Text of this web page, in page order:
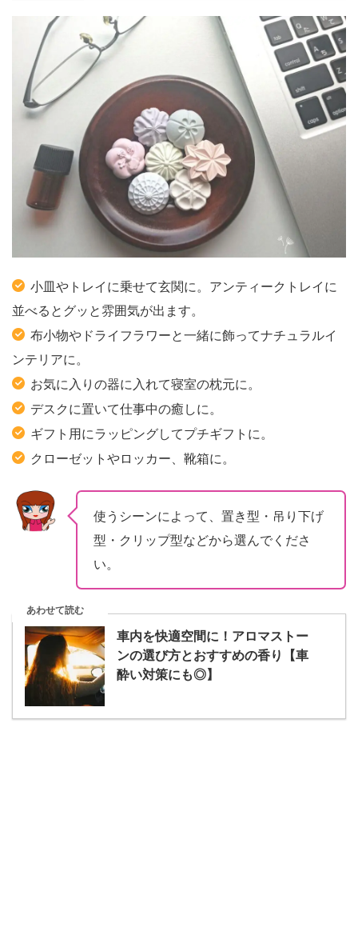
小皿やトレイに乗せて玄関に。アンティークトレイに
並べるとグッと雰囲気が出ます。
布小物やドライフラワーと一緒に飾ってナチュラルイ
ンテリアに。
お気に入りの器に入れて寝室の枕元に。
デスクに置いて仕事中の癒しに。
ギフト用にラッピングしてプチギフトに。
クローゼットやロッカー、靴箱に。
使うシーンによって、置き型・吊り下げ
型・クリップ型などから選んでくださ
い。
あわせて読む
車内を快適空間に！アロマストー
ンの選び方とおすすめの香り【車
酔い対策にも◎】